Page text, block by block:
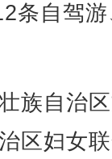
条自驾
自治
区妇女